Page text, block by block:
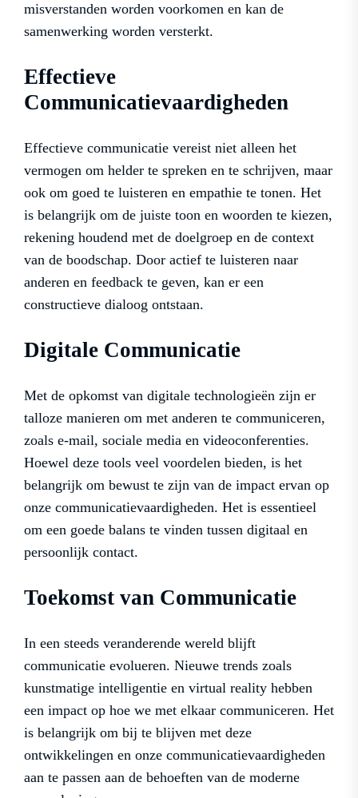
misverstanden worden voorkomen en kan de
samenwerking worden versterkt.
Effectieve
Communicatievaardigheden
Effectieve communicatie vereist niet alleen het
vermogen om helder te spreken en te schrijven, maar
ook om goed te luisteren en empathie te tonen. Het
is belangrijk om de juiste toon en woorden te kiezen,
rekening houdend met de doelgroep en de context
van de boodschap. Door actief te luisteren naar
anderen en feedback te geven, kan er een
constructieve dialoog ontstaan.
Digitale Communicatie
Met de opkomst van digitale technologieën zijn er
talloze manieren om met anderen te communiceren,
zoals e-mail, sociale media en videoconferenties.
Hoewel deze tools veel voordelen bieden, is het
belangrijk om bewust te zijn van de impact ervan op
onze communicatievaardigheden. Het is essentieel
om een goede balans te vinden tussen digitaal en
persoonlijk contact.
Toekomst van Communicatie
In een steeds veranderende wereld blijft
communicatie evolueren. Nieuwe trends zoals
kunstmatige intelligentie en virtual reality hebben
een impact op hoe we met elkaar communiceren. Het
is belangrijk om bij te blijven met deze
ontwikkelingen en onze communicatievaardigheden
aan te passen aan de behoeften van de moderne